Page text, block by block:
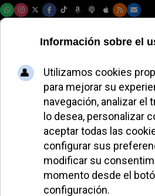
Carlos
visita del
ofrece una
moral» a